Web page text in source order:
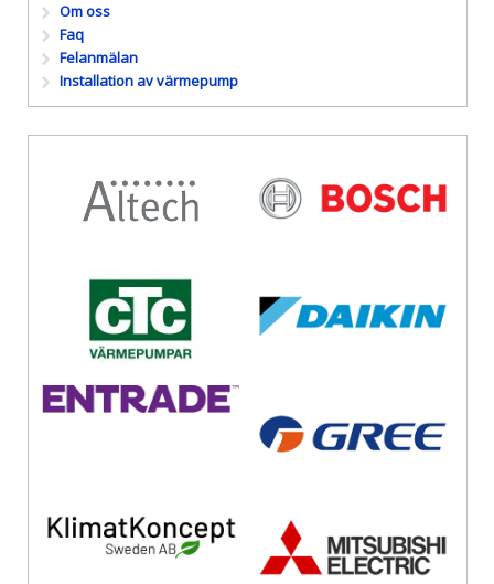
Om oss
Faq
Felanmälan
Installation av värmepump